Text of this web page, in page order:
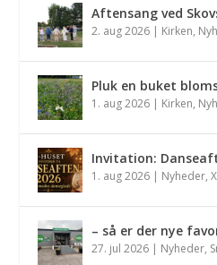
Aftensang ved
2. aug 2026 | Kirken,
Pluk en buket
1. aug 2026 | Kirken,
Invitation:
1. aug 2026 | Nyheder,
– så er der nye
27. jul 2026 | Nyheder,